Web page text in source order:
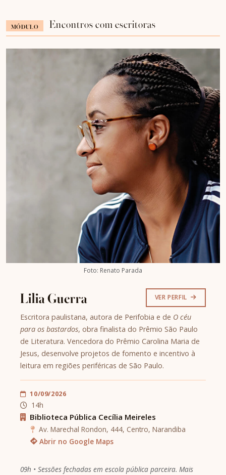
MÓDULO Encontros com escritoras
Foto: Renato Parada
Lilia Guerra VER PERFIL
Escritora paulistana, autora de Perifobia e de O céu
para os bastardos, obra finalista do Prêmio São Paulo
de Literatura. Vencedora do Prêmio Carolina Maria de
Jesus, desenvolve projetos de fomento e incentivo à
leitura em regiões periféricas de São Paulo.
10/09/2026
14h
Biblioteca Pública Cecília Meireles
Av. Marechal Rondon, 444, Centro, Narandiba
Abrir no Google Maps
09h • Sessões fechadas em escola pública parceira. Mais